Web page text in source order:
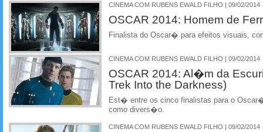
CINEMA COM RUBENS EWALD FILHO | 09/02/2014
OSCAR 2014: Homem de
Finalista do Oscar� para efeitos visuais,
CINEMA COM RUBENS EWALD FILHO | 09/02/2014
OSCAR 2014: Al�m da
Trek Into the Darkness)
Est� entre os cinco finalistas para o
como divers�o.
CINEMA COM RUBENS EWALD FILHO | 09/02/2014